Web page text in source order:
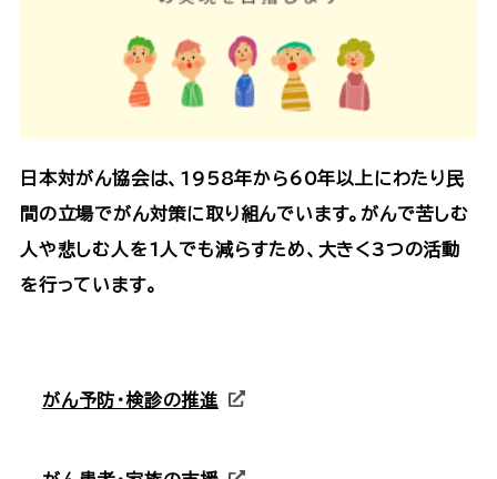
日本対がん協会は、1958年から60年以上にわたり民
間の立場でがん対策に取り組んでいます。がんで苦しむ
人や悲しむ人を1人でも減らすため、大きく3つの活動
を行っています。
がん予防・検診の推進